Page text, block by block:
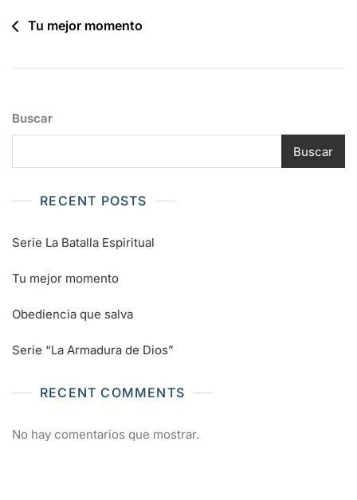
Navegación
entradas
Tu mejor momento
Buscar
Buscar
RECENT POSTS
Serie La Batalla Espiritual
Tu mejor momento
Obediencia que salva
Serie “La Armadura de Dios”
RECENT COMMENTS
No hay comentarios que mostrar.